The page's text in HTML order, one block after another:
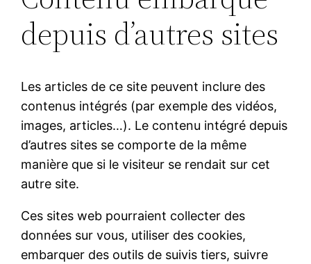
depuis d’autres sites
Les articles de ce site peuvent inclure des
contenus intégrés (par exemple des vidéos,
images, articles…). Le contenu intégré depuis
d’autres sites se comporte de la même
manière que si le visiteur se rendait sur cet
autre site.
Ces sites web pourraient collecter des
données sur vous, utiliser des cookies,
embarquer des outils de suivis tiers, suivre